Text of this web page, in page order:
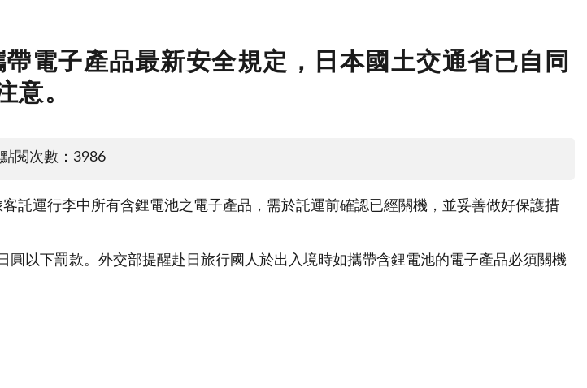
電子產品最新安全規定，日本國土交通省已自同
意。
閱次數：3986
託運行李中所有含鋰電池之電子產品，需於託運前確認已經關機，並妥善做好保護措
以下罰款。外交部提醒赴日旅行國人於出入境時如攜帶含鋰電池的電子產品必須關機